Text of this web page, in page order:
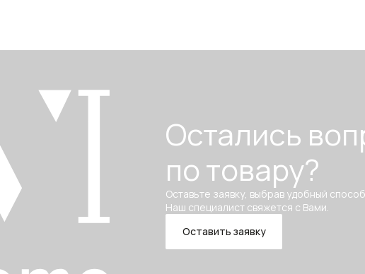
Остались
по товару?
Оставьте заявку, выбрав удобный
Наш специалист свяжется с Вами.
Оставить заявку